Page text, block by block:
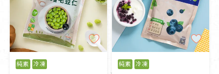
純素 冷凍 純素 冷凍